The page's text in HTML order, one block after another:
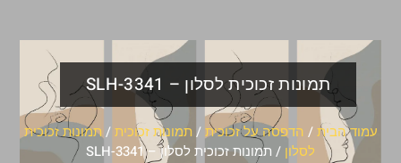
תמונות זכוכית לסלון – SLH-3341
עמוד הבית/ הדפסה על זכוכית/ תמונות זכוכית/תמונות זכוכית
לסלון / תמונות זכוכית לסלון – SLH-3341